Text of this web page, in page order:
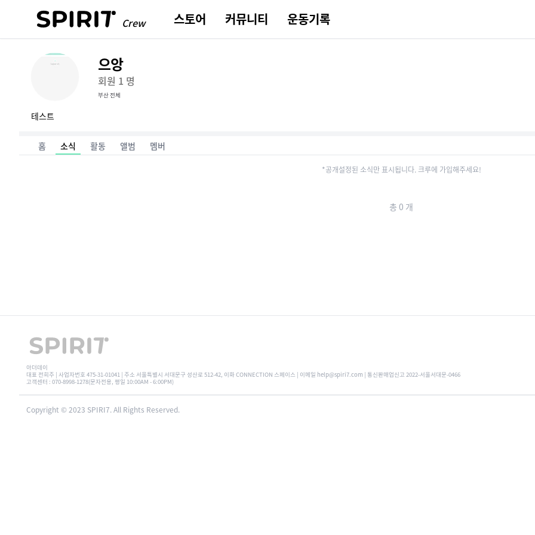
Crew 스토어 커뮤니티 운동기록
으앙
회원 1 명
부산 전체
테스트
홈 소식 활동 앨범 멤버
*공개설정된 소식만 표시됩니다. 크루에 가입해주세요!
총 0 개
아더데이
대표 전희주 | 사업자번호 475-31-01041 | 주소 서울특별시 서대문구 성산로 512-42, 이화 CONNECTION 스페이스 | 이메일 help@spiri7.com | 통신판매업신고 2022-서울서대문-0466
고객센터 : 070-8998-1278(문자전용, 평일 10:00AM - 6:00PM)
Copyright © 2023 SPIRI7. All Rights Reserved.
스피릿 | 클라이머를 위한 기록, 경쟁, 스토어 앱 SPIRI7